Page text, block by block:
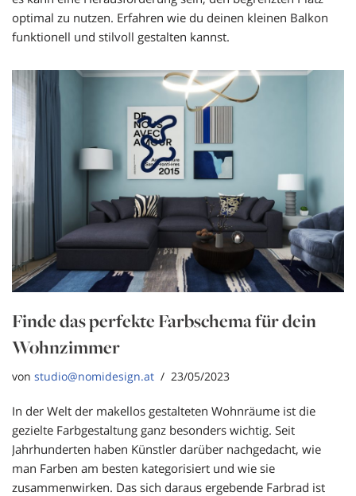
optimal zu nutzen. Erfahren wie du deinen kleinen Balkon
funktionell und stilvoll gestalten kannst.
Finde das perfekte Farbschema für dein
Wohnzimmer
von studio@nomidesign.at 23/05/2023
In der Welt der makellos gestalteten Wohnräume ist die
gezielte Farbgestaltung ganz besonders wichtig. Seit
Jahrhunderten haben Künstler darüber nachgedacht, wie
man Farben am besten kategorisiert und wie sie
zusammenwirken. Das sich daraus ergebende Farbrad ist